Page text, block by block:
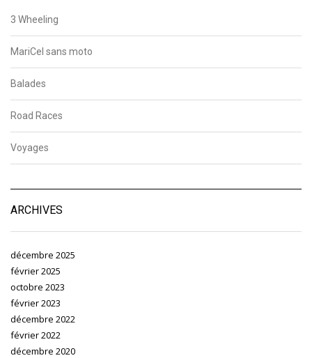
3 Wheeling
MariCel sans moto
Balades
Road Races
Voyages
ARCHIVES
décembre 2025
février 2025
octobre 2023
février 2023
décembre 2022
février 2022
décembre 2020